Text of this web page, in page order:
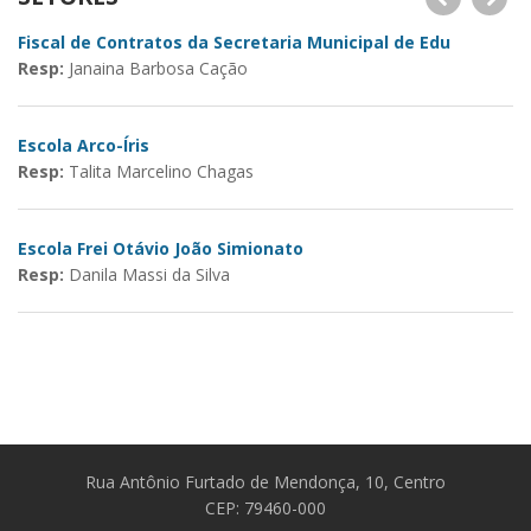
Fiscal de Contratos da Secretaria Municipal de Edu
Resp: Janaina Barbosa Cação
Escola Arco-Íris
Resp: Talita Marcelino Chagas
Escola Frei Otávio João Simionato
Resp: Danila Massi da Silva
Rua Antônio Furtado de Mendonça, 10, Centro
CEP: 79460-000